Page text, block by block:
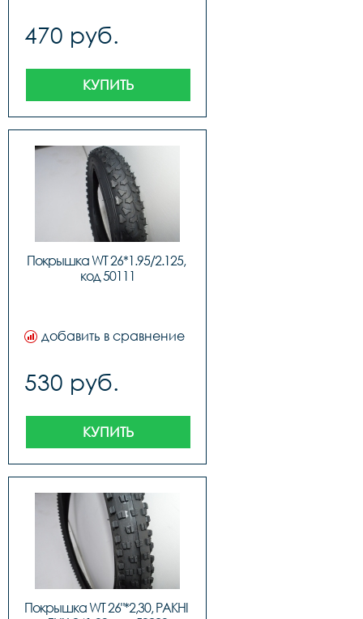
470 руб.
КУПИТЬ
Покрышка WT 26*1.95/2.125,
код 50111
добавить в сравнение
530 руб.
КУПИТЬ
Покрышка WT 26"*2,30, PAKHI